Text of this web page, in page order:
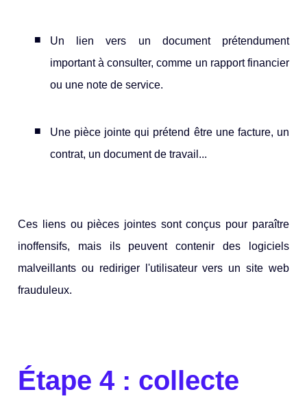
Un lien vers un document prétendument
important à consulter, comme un rapport financier
ou une note de service.
Une pièce jointe qui prétend être une facture, un
contrat, un document de travail...
Ces liens ou pièces jointes sont conçus pour paraître
inoffensifs, mais ils peuvent contenir des logiciels
malveillants ou rediriger l'utilisateur vers un site web
frauduleux.
Étape 4 : collecte